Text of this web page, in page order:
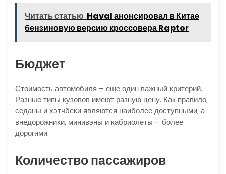
Читать статью Haval анонсировал в Китае
бензиновую версию кроссовера Raptor
Бюджет
Стоимость автомобиля – еще один важный критерий.
Разные типы кузовов имеют разную цену. Как правило‚
седаны и хэтчбеки являются наиболее доступными‚ а
внедорожники‚ минивэны и кабриолеты – более
дорогими.
Количество пассажиров